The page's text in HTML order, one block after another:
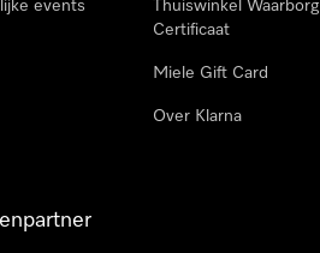
events
Thuiswinkel Waarborg
Certificaat
Miele Gift Card
Over Klarna